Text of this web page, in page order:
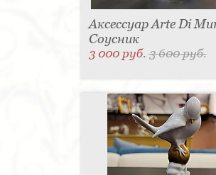
Аксессуар Arte Di
Соусник
3 000 руб.3 600 руб.